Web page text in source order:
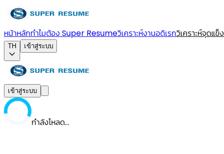
หน้าหลักทำไมต้อง Super Resumeวิเคราะห์งานอดิเรกวิเคราะห์จุดแข็ง
TH เข้าสู่ระบบ
เข้าสู่ระบบ
กำลังโหลด...